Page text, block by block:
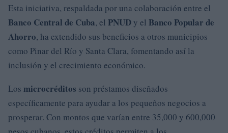
Esta iniciativa, respaldada por una colaboración entre el
Banco Central de Cuba, el PNUD y el Banco Popular de
Ahorro, ha extendido sus beneficios a otros municipios
como Pinar del Río y Santa Clara, fomentando así la
inclusión y el crecimiento económico.
Los microcréditos son préstamos diseñados
específicamente para ayudar a los pequeños negocios a
prosperar. Con montos que varían entre 35,000 y 600,000